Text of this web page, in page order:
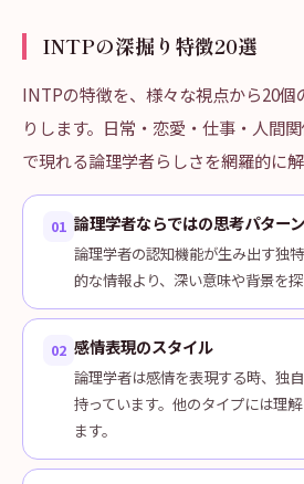
INTPの深掘り特徴20選
INTPの特徴を、様々な視点から20個
りします。日常・恋愛・仕事・人間
で現れる論理学者らしさを網羅的に解
01 論理学者ならではの思考パターン
論理学者の認知機能が生み出す独
的な情報より、深い意味や背景を探
02 感情表現のスタイル
論理学者は感情を表現する時、独
持っています。他のタイプには理
ます。